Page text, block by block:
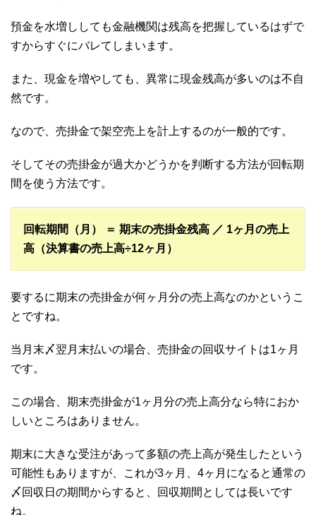
預金を水増ししても金融機関は残高を把握しているはずで
すからすぐにバレてしまいます。
また、現金を増やしても、異常に現金残高が多いのは不自
然です。
なので、売掛金で架空売上を計上するのが一般的です。
そしてその売掛金が過大かどうかを判断する方法が回転期
間を使う方法です。
回転期間（月） ＝ 期末の売掛金残高 ／ 1ヶ月の売上
高（決算書の売上高÷12ヶ月）
要するに期末の売掛金が何ヶ月分の売上高なのかというこ
とですね。
当月末〆翌月末払いの場合、売掛金の回収サイトは1ヶ月
です。
この場合、期末売掛金が1ヶ月分の売上高分なら特におか
しいところはありません。
期末に大きな受注があって多額の売上高が発生したという
可能性もありますが、これが3ヶ月、4ヶ月になると通常の
〆回収日の期間からすると、回収期間としては長いです
ね。